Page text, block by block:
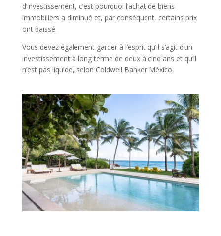
d’investissement, c’est pourquoi l’achat de biens
immobiliers a diminué et, par conséquent, certains prix
ont baissé.
Vous devez également garder à l’esprit qu’il s’agit d’un
investissement à long terme de deux à cinq ans et qu’il
n’est pas liquide, selon Coldwell Banker México
.